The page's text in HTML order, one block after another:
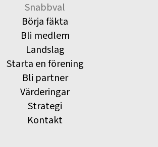
Snabbval
Börja fäkta
Bli medlem
Landslag
Starta en förening
Bli partner
Värderingar
Strategi
Kontakt